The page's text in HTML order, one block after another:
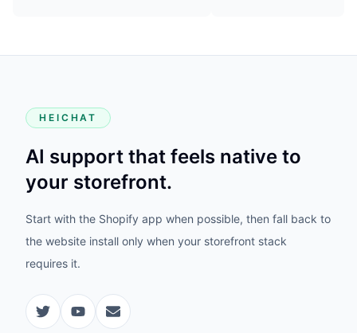
HEICHAT
AI support that feels native to
your storefront.
Start with the Shopify app when possible, then fall back to
the website install only when your storefront stack
requires it.